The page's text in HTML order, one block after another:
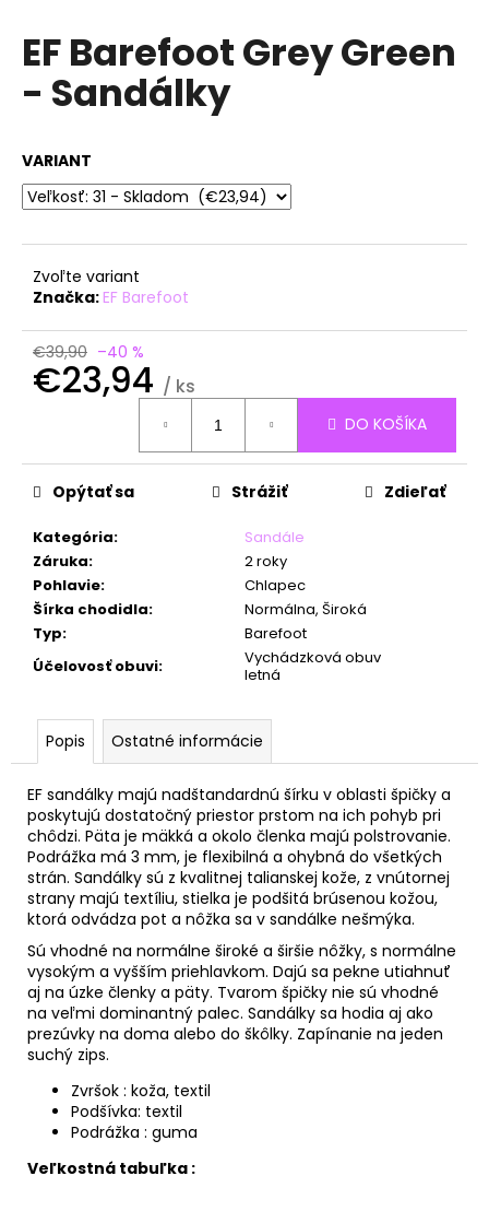
EF Barefoot Grey Green
- Sandálky
VARIANT
Zvoľte variant
Značka:EF Barefoot
€39,90 –40 %
€23,94 / ks
DO KOŠÍKA
Kategória:
Sandále
Záruka:
2 roky
Pohlavie:
Chlapec
Šírka chodidla:
Normálna, Široká
Typ:
Barefoot
Účelovosť obuvi:
Vychádzková obuv
letná
Opýtať sa Strážiť Zdieľať
Popis Ostatné informácie
EF sandálky majú nadštandardnú šírku v oblasti špičky a
poskytujú dostatočný priestor prstom na ich pohyb pri
chôdzi. Päta je mäkká a okolo členka majú polstrovanie.
Podrážka má 3 mm, je flexibilná a ohybná do všetkých
strán. Sandálky sú z kvalitnej talianskej kože, z vnútornej
strany majú textíliu, stielka je podšitá brúsenou kožou,
ktorá odvádza pot a nôžka sa v sandálke nešmýka.
Sú vhodné na normálne široké a širšie nôžky, s normálne
vysokým a vyšším priehlavkom. Dajú sa pekne utiahnuť
aj na úzke členky a päty. Tvarom špičky nie sú vhodné
na veľmi dominantný palec. Sandálky sa hodia aj ako
prezúvky na doma alebo do škôlky. Zapínanie na jeden
suchý zips.
Zvršok : koža, textil
Podšívka: textil
Podrážka : guma
Veľkostná tabuľka :
j
s
O
d
ú
č
m
e